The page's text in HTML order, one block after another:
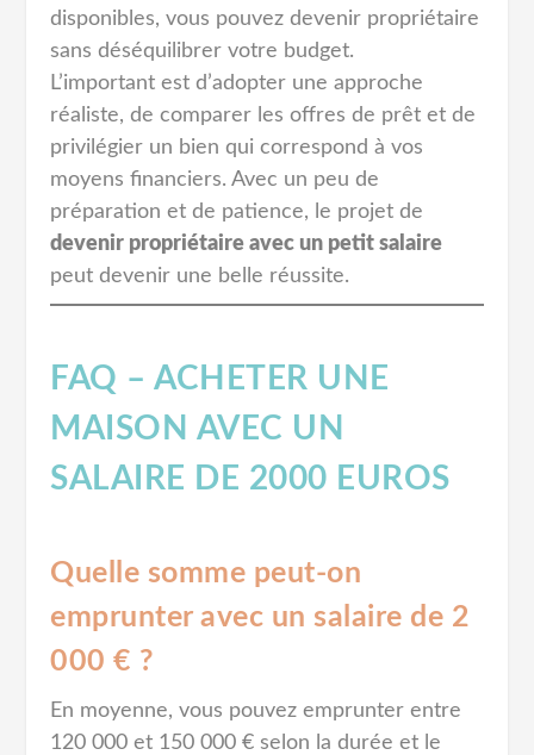
disponibles, vous pouvez devenir propriétaire
sans déséquilibrer votre budget.
L’important est d’adopter une approche
réaliste, de comparer les offres de prêt et de
privilégier un bien qui correspond à vos
moyens financiers. Avec un peu de
préparation et de patience, le projet de
devenir propriétaire avec un petit salaire
peut devenir une belle réussite.
FAQ – ACHETER UNE
MAISON AVEC UN
SALAIRE DE 2000 EUROS
Quelle somme peut-on
emprunter avec un salaire de 2
000 € ?
En moyenne, vous pouvez emprunter entre
120 000 et 150 000 € selon la durée et le